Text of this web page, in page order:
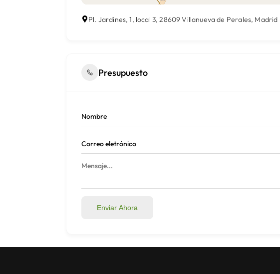
Pl. Jardines, 1, local 3, 28609 Villanueva de Perales, Madrid
Presupuesto
Enviar Ahora